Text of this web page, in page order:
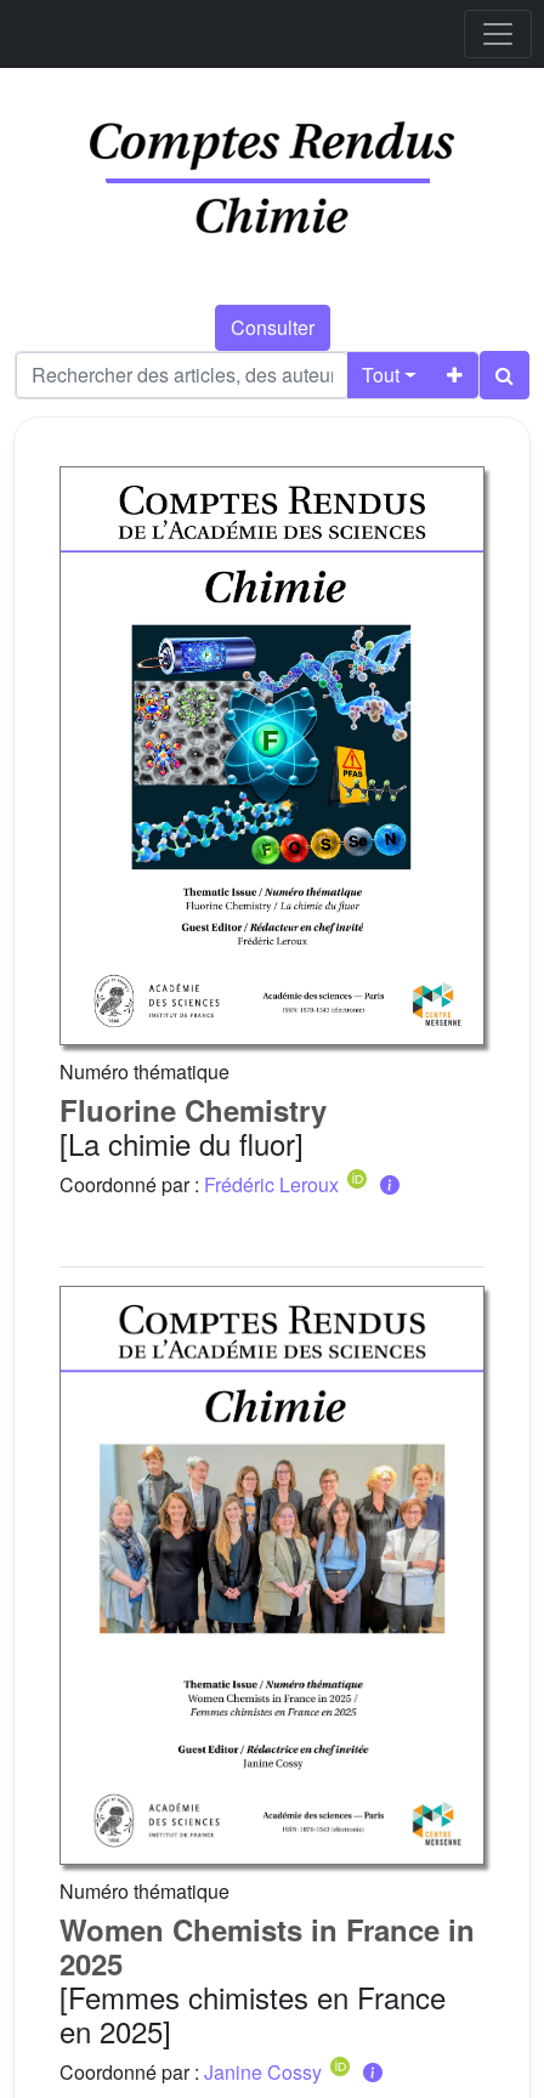
Consulter
Tout
Numéro thématique
Fluorine Chemistry
[La chimie du fluor]
Coordonné par : Frédéric Leroux
Numéro thématique
Women Chemists in France in
2025
[Femmes chimistes en France
en 2025]
Coordonné par : Janine Cossy